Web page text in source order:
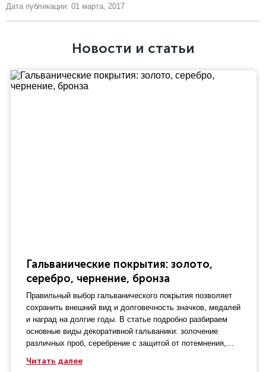
Дата публикации: 01 марта, 2017
Новости и статьи
Гальванические покрытия: золото,
серебро, чернение, бронза
Правильный выбор гальванического покрытия позволяет
сохранить внешний вид и долговечность значков, медалей
и наград на долгие годы. В статье подробно разбираем
основные виды декоративной гальваники: золочение
различных проб, серебрение с защитой от потемнения,
Вы узнаете о тонкостях процесса электролиза, сравните
Читать далее